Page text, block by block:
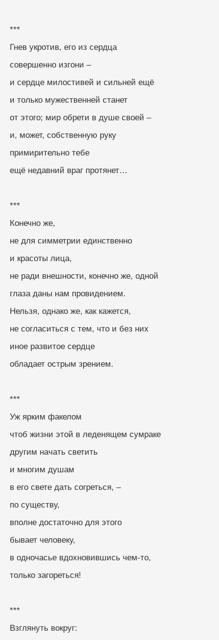
***
Гнев укротив, его из сердца
совершенно изгони –
и сердце милостивей и сильней ещё
и только мужественней станет
от этого; мир обрети в душе своей –
и, может, собственную руку
примирительно тебе
ещё недавний враг протянет…
***
Конечно же,
не для симметрии единственно
и красоты лица,
не ради внешности, конечно же, одной
глаза даны нам провидением.
Нельзя, однако же, как кажется,
не согласиться с тем, что и без них
иное развитое сердце
обладает острым зрением.
***
Уж ярким факелом
чтоб жизни этой в леденящем сумраке
другим начать светить
и многим душам
в его свете дать согреться, –
по существу,
вполне достаточно для этого
бывает человеку,
в одночасье вдохновившись чем-то,
только загореться!
***
Взглянуть вокруг: